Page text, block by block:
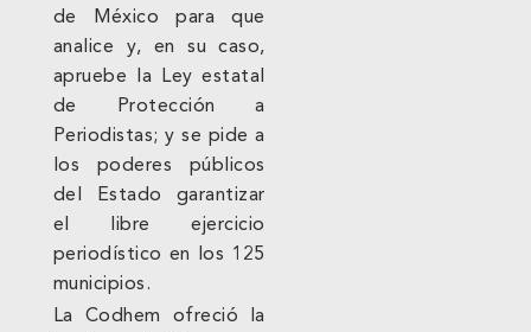
de México para que
analice y, en su caso,
apruebe la Ley estatal
de Protección a
Periodistas; y se pide a
los poderes públicos
del Estado garantizar
el libre ejercicio
periodístico en los 125
municipios.
La Codhem ofreció la